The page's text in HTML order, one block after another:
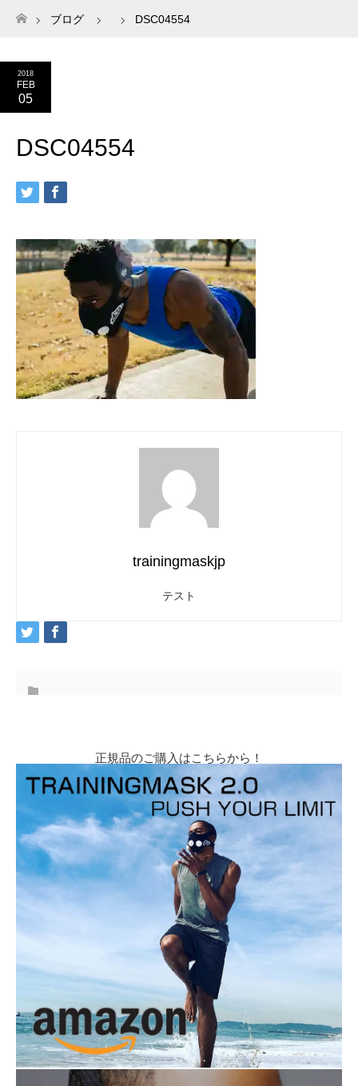
ホーム
ブログ DSC04554
2018
FEB
05
DSC04554
trainingmaskjp
テスト
正規品のご購入はこちらから！